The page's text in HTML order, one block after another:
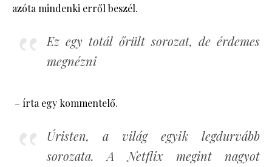
azóta mindenki erről beszél.
Ez egy totál őrült sorozat, de érdemes
megnézni
– írta egy kommentelő.
Úristen, a világ egyik legdurvább
sorozata. A Netflix megint nagyot